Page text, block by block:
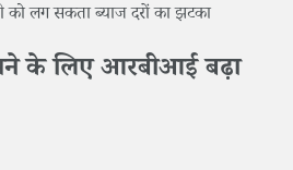
लग सकता ब्याज दरों का झटका
के लिए आरबीआई बढ़ा